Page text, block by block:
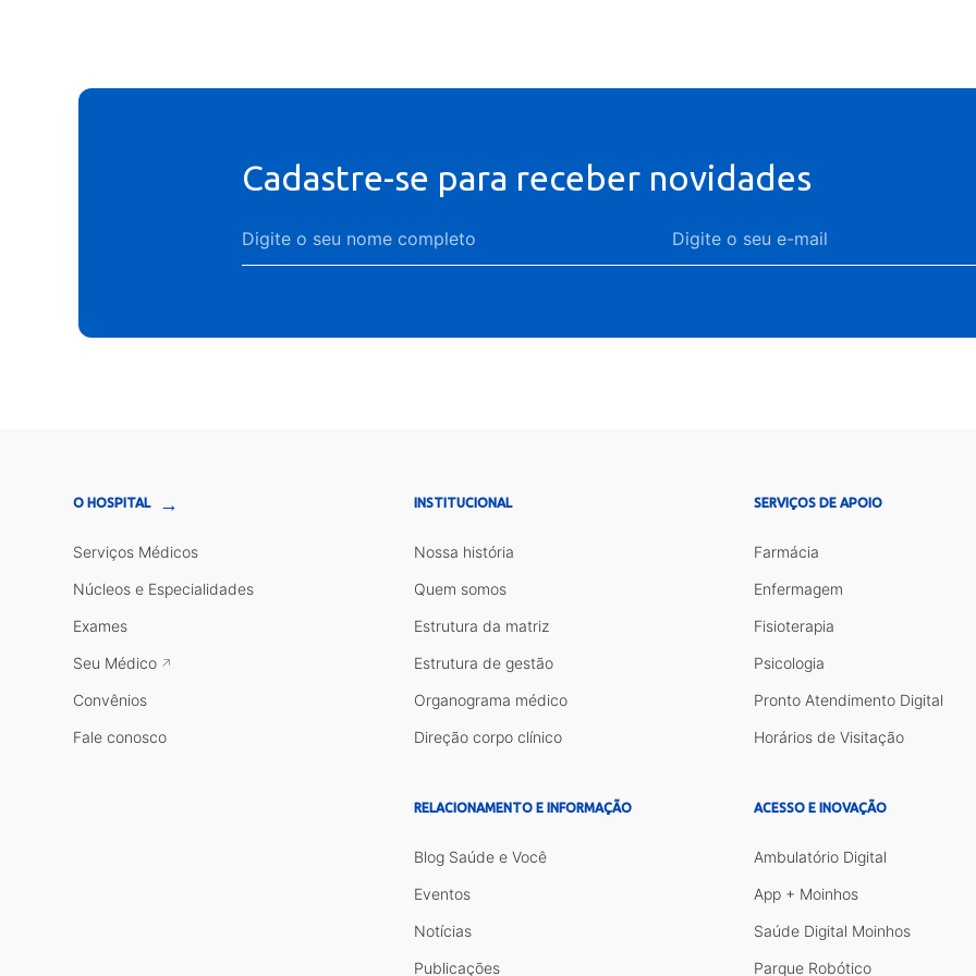
Cadastre-se para receber novidades
O HOSPITAL →
Serviços Médicos
Núcleos e Especialidades
Exames
Seu Médico
Convênios
Fale conosco
INSTITUCIONAL
Nossa história
Quem somos
Estrutura da matriz
Estrutura de gestão
Organograma médico
Direção corpo clínico
RELACIONAMENTO E INFORMAÇÃO
Blog Saúde e Você
Eventos
Notícias
Publicações
SERVIÇOS DE APOIO
Farmácia
Enfermagem
Fisioterapia
Psicologia
Pronto Atendimento Digital
Horários de Visitação
ACESSO E INOVAÇÃO
Ambulatório Digital
App + Moinhos
Saúde Digital Moinhos
Parque Robótico